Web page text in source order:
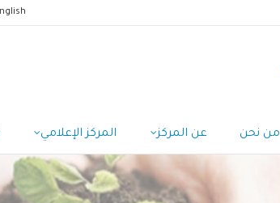
من نحن عن المركز المركز الإعلامي